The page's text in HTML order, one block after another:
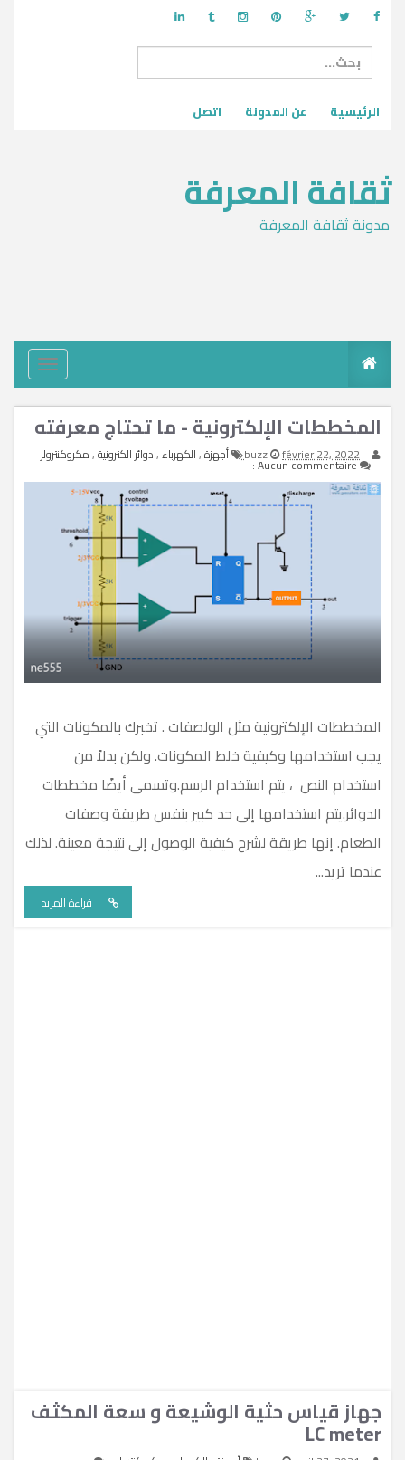
الرئيسية عن المدونة اتصل
ثقافة المعرفة
مدونة ثقافة المعرفة
T
o
g
g
l
e
n
a
المخططات الإلكترونية - ما تحتاج معرفته
buzz février 22, 2022 أجهزة,الكهرباء,دوائر الكترونية,مكروكنترولر
Aucun commentaire :
المخططات الإلكترونية مثل الولصفات . تخبرك بالمكونات التي
يجب استخدامها وكيفية خلط المكونات. ولكن بدلاً من
استخدام النص ، يتم استخدام الرسم.وتسمى أيضًا مخططات
الدوائر.يتم استخدامها إلى حد كبير بنفس طريقة وصفات
الطعام. إنها طريقة لشرح كيفية الوصول إلى نتيجة معينة. لذلك
عندما تريد...
قراءة المزيد
جهاز قياس حثية الوشيعة و سعة المكثف
LC meter